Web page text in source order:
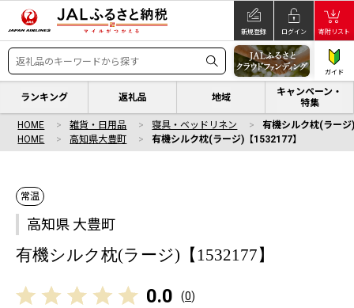
新規登録 ログイン 寄附リスト
ガイド
ランキング 返礼品 地域
キャンペーン・
特集
HOME 雑貨・日用品 寝具・ベッドリネン
有機シルク枕(ラー
HOME
高知県大豊町 有機シルク枕(ラージ)【1532177】
常温
高知県 大豊町
有機シルク枕(ラージ)【1532177】
0.0 (0)